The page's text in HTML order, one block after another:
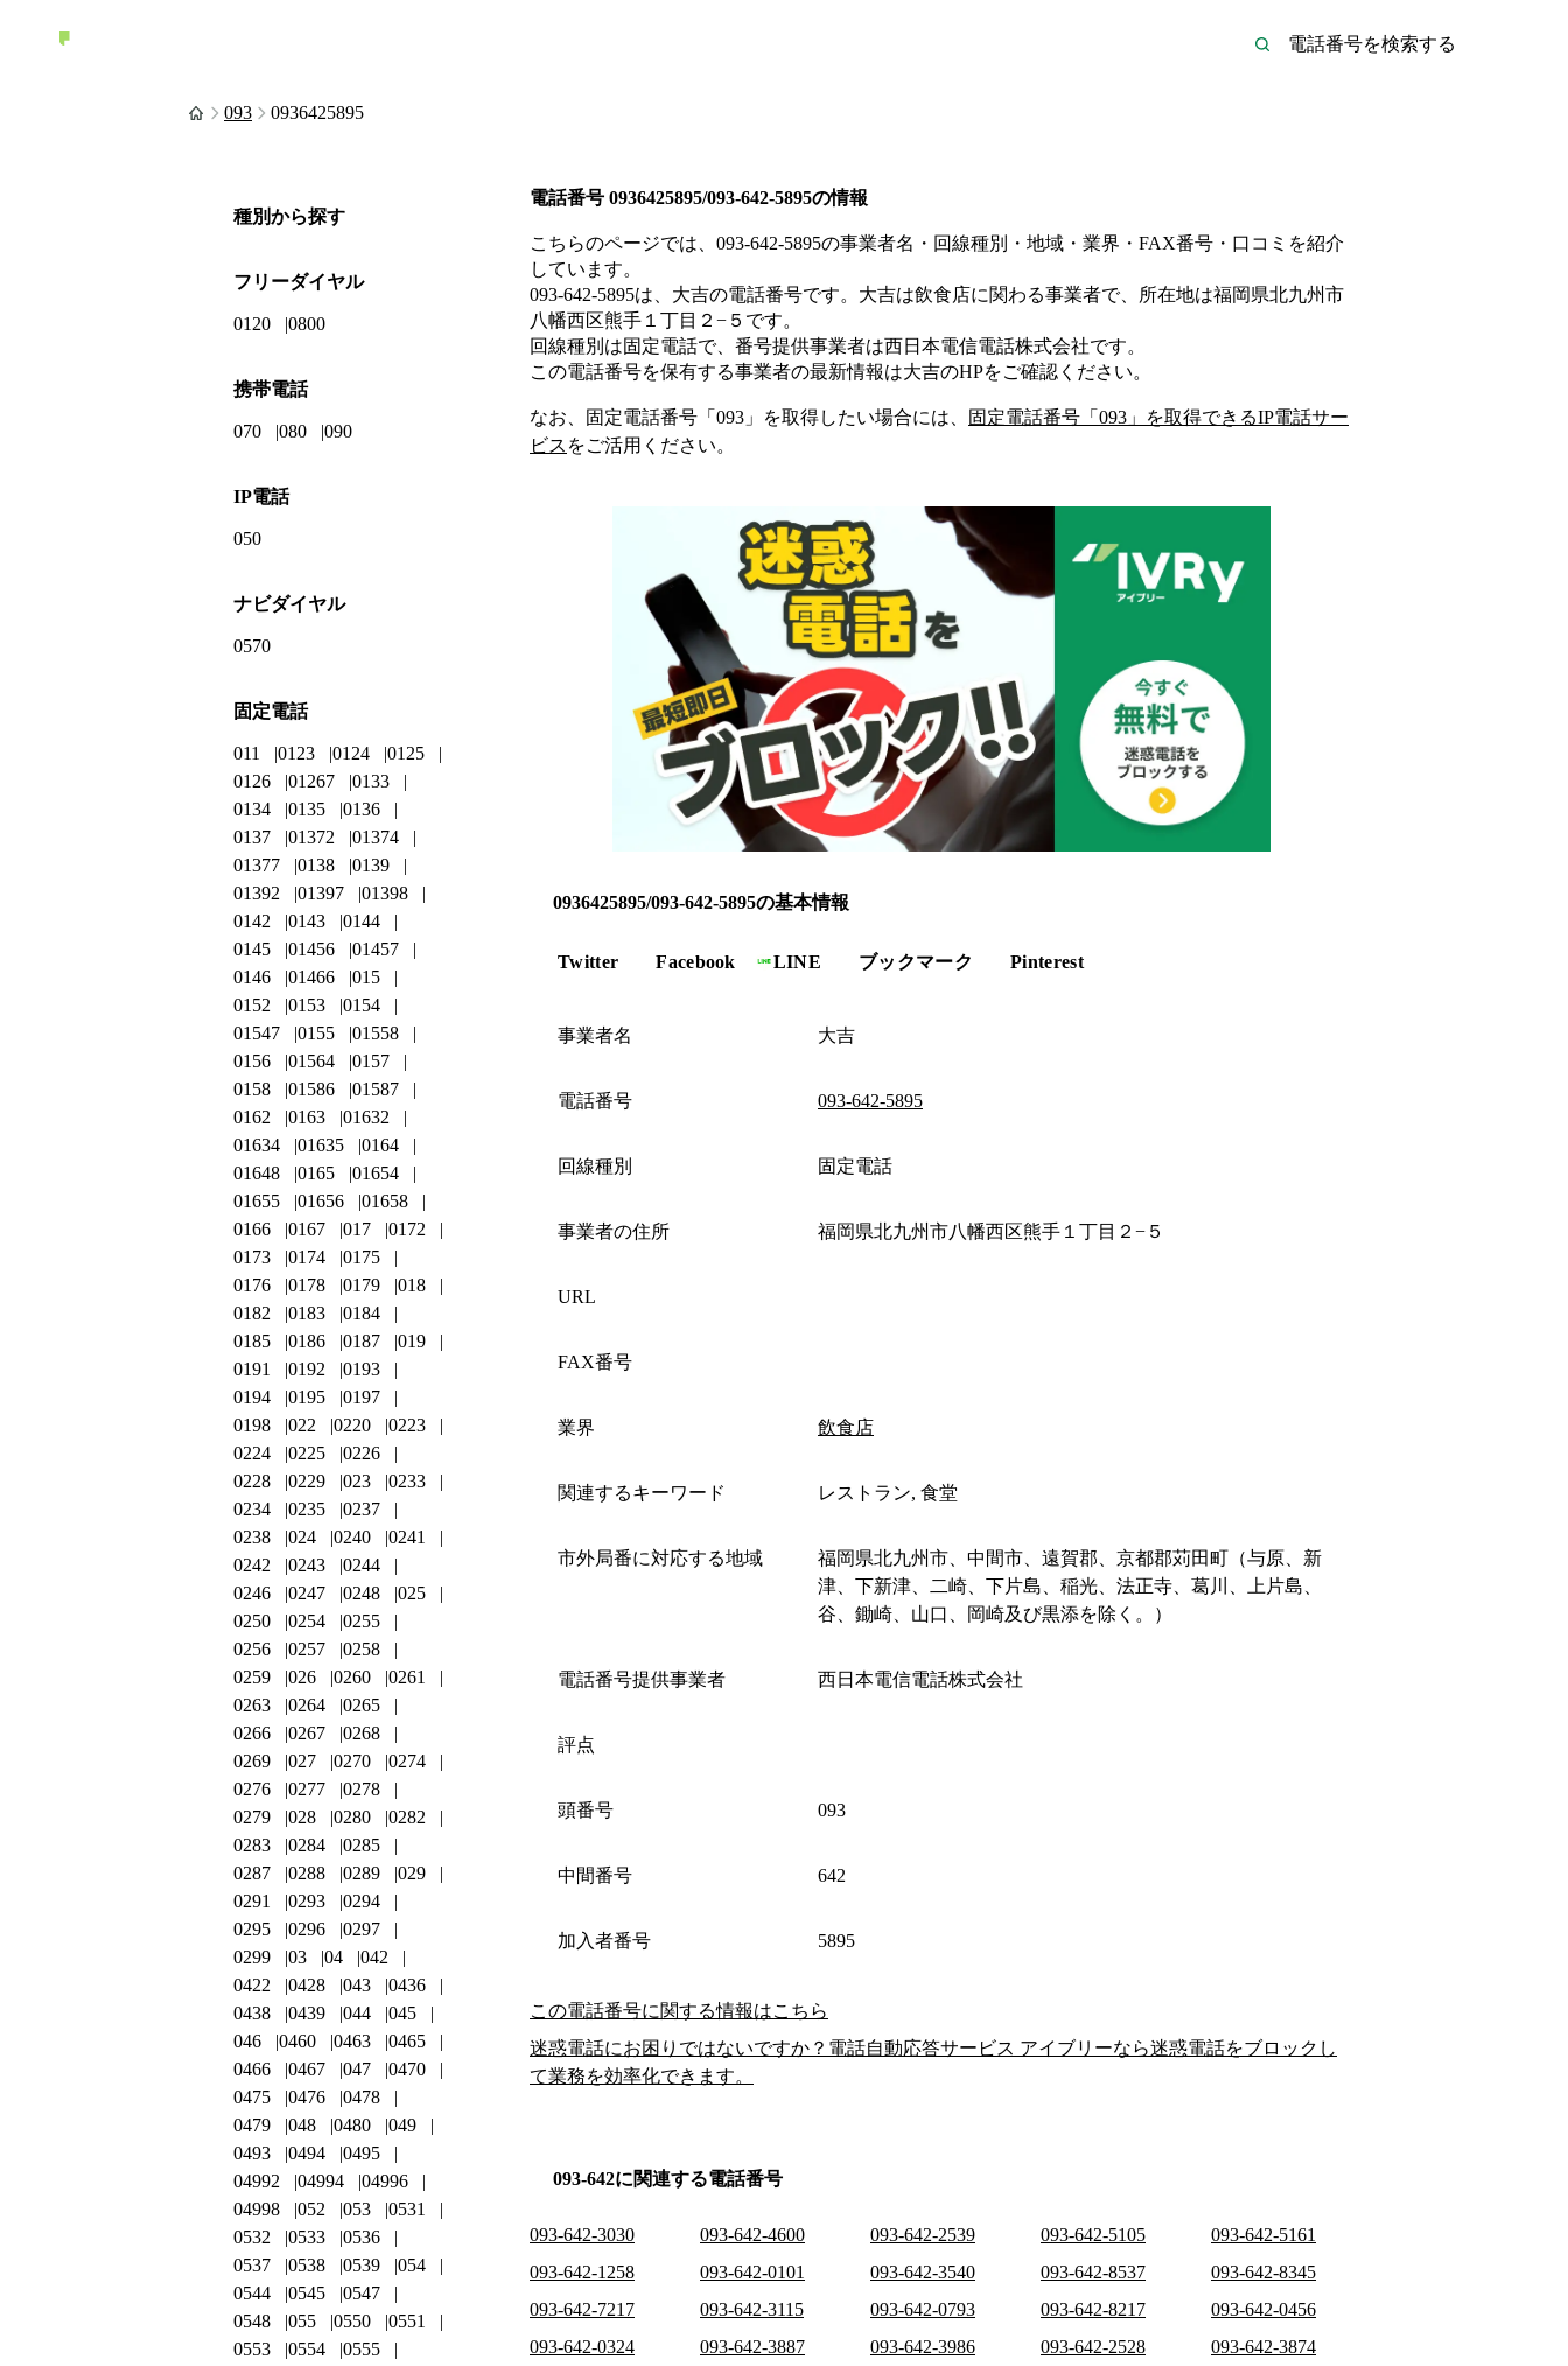
093 0936425895
電話番号 0936425895/093-642-5895の情報
こちらのページでは、 093-642-5895の事業者名・回線種別・地域・業界・FAX番号・口コミを紹介
しています。
093-642-5895は、 大吉の電話番号です。 大吉は飲食店に関わる事業者で、所在地は福岡県北九州市
八幡西区熊手１丁目２−５ です。
回線種別は固定電話で、番号提供事業者は西日本電信電話株式会社です。
この電話番号を保有する事業者の最新情報は大吉のHPをご確認ください。
なお、固定電話番号「 093 」を取得したい場合には、 固定電話番号「 093 」を取得できるIP電話サー
ビス をご活用ください。
0936425895/093-642-5895の基本情報
Twitter Facebook LINE ブックマーク Pinterest
事業者名 大吉
電話番号 093-642-5895
回線種別 固定電話
事業者の住所 福岡県北九州市八幡西区熊手１丁目２−５
URL
FAX番号
業界 飲食店
関連するキーワード レストラン, 食堂
市外局番に対応する地域
福岡県北九州市、中間市、遠賀郡、京都郡苅田町（与原、新
津、下新津、二崎、下片島、稲光、法正寺、葛川、上片島、
谷、鋤崎、山口、岡崎及び黒添を除く。）
電話番号提供事業者 西日本電信電話株式会社
評点
頭番号 093
中間番号 642
加入者番号 5895
この電話番号に関する情報はこちら
迷惑電話にお困りではないですか？電話自動応答サービス アイブリーなら迷惑電話をブロックし
て業務を効率化できます。
093-642に関連する電話番号
093-642-3030 093-642-4600 093-642-2539 093-642-5105
093-642-5161
093-642-1258
093-642-0101 093-642-3540 093-642-8537
093-642-8345
093-642-7217
093-642-3115 093-642-0793 093-642-8217
093-642-0456
093-642-0324
093-642-3887 093-642-3986 093-642-2528
093-642-3874
種別から探す
フリーダイヤル
0120 0800
携帯電話
070 080 090
IP電話
050
ナビダイヤル
0570
固定電話
011 0123 0124
0125
0126
01267
0133
0134
0135
0136
0137
01372
01374
01377
0138
0139
01392
01397
01398
0142
0143
0144
0145
01456
01457
0146
01466
015
0152
0153
0154
01547
0155
01558
0156
01564
0157
0158
01586
01587
0162
0163
01632
01634
01635
0164
01648
0165
01654
01655
01656
01658
0166
0167 017
0172
0173
0174
0175
0176
0178 0179
018
0182
0183
0184
0185
0186 0187
019
0191
0192
0193
0194
0195
0197
0198
022 0220
0223
0224
0225
0226
0228
0229 023
0233
0234
0235
0237
0238
024 0240
0241
0242
0243
0244
0246
0247 0248
025
0250
0254
0255
0256
0257
0258
0259
026 0260
0261
0263
0264
0265
0266
0267
0268
0269
027 0270
0274
0276
0277
0278
0279
028 0280
0282
0283
0284
0285
0287
0288 0289
029
0291
0293
0294
0295
0296
0297
0299
03 04
042
0422
0428 043
0436
0438
0439 044
045
046
0460 0463
0465
0466
0467 047
0470
0475
0476
0478
0479
048 0480
049
0493
0494
0495
04992
04994
04996
04998
052 053
0531
0532
0533
0536
0537
0538 0539
054
0544
0545
0547
0548
055 0550
0551
0553
0554
0555